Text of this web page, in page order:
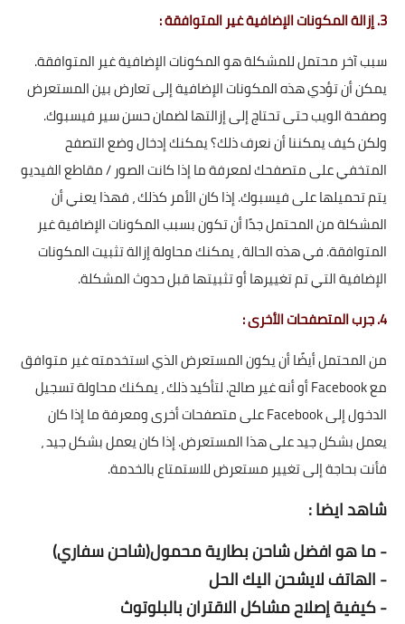
3. إزالة المكونات الإضافية غير المتوافقة :
سبب آخر محتمل للمشكلة هو المكونات الإضافية غير المتوافقة.
يمكن أن تؤدي هذه المكونات الإضافية إلى تعارض بين المستعرض
وصفحة الويب حتى تحتاج إلى إزالتها لضمان حسن سير فيسبوك.
ولكن كيف يمكننا أن نعرف ذلك؟ يمكنك إدخال وضع التصفح
المتخفي على متصفحك لمعرفة ما إذا كانت الصور / مقاطع الفيديو
يتم تحميلها على فيسبوك. إذا كان الأمر كذلك ، فهذا يعني أن
المشكلة من المحتمل جدًا أن تكون بسبب المكونات الإضافية غير
المتوافقة. في هذه الحالة ، يمكنك محاولة إزالة تثبيت المكونات
الإضافية التي تم تغييرها أو تثبيتها قبل حدوث المشكلة.
4. جرب المتصفحات الأخرى :
من المحتمل أيضًا أن يكون المستعرض الذي استخدمته غير متوافق
مع Facebook أو أنه غير صالح. لتأكيد ذلك ، يمكنك محاولة تسجيل
الدخول إلى Facebook على متصفحات أخرى ومعرفة ما إذا كان
يعمل بشكل جيد على هذا المستعرض. إذا كان يعمل بشكل جيد ،
فأنت بحاجة إلى تغيير مستعرض للاستمتاع بالخدمة.
شاهد ايضا :
-ما هو افضل شاحن بطارية محمول(شاحن سفاري)
-الهاتف لايشحن اليك الحل
-كيفية إصلاح مشاكل الاقتران بالبلوتوث